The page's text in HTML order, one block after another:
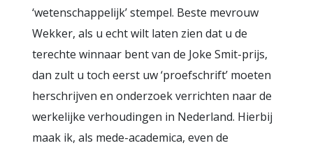
‘wetenschappelijk’ stempel. Beste mevrouw
Wekker, als u echt wilt laten zien dat u de
terechte winnaar bent van de Joke Smit-prijs,
dan zult u toch eerst uw ‘proefschrift’ moeten
herschrijven en onderzoek verrichten naar de
werkelijke verhoudingen in Nederland. Hierbij
maak ik, als mede-academica, even de